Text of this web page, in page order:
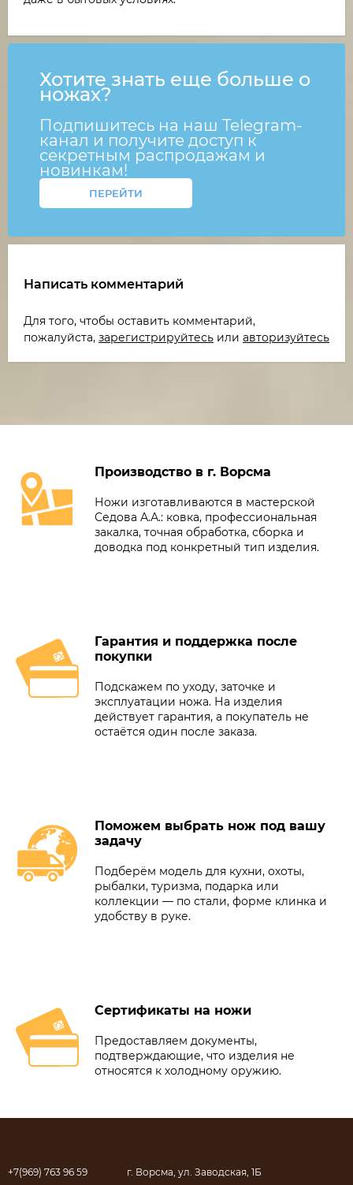
Хотите знать еще больше о
ножах?
Подпишитесь на наш Telegram-
канал и получите доступ к
секретным распродажам и
новинкам!
ПЕРЕЙТИ
Написать комментарий
Для того, чтобы оставить комментарий,
пожалуйста, зарегистрируйтесь или авторизуйтесь
Производство в г. Ворсма
Ножи изготавливаются в мастерской
Седова А.А.: ковка, профессиональная
закалка, точная обработка, сборка и
доводка под конкретный тип изделия.
Гарантия и поддержка после
покупки
Подскажем по уходу, заточке и
эксплуатации ножа. На изделия
действует гарантия, а покупатель не
остаётся один после заказа.
Поможем выбрать нож под вашу
задачу
Подберём модель для кухни, охоты,
рыбалки, туризма, подарка или
коллекции — по стали, форме клинка и
удобству в руке.
Сертификаты на ножи
Предоставляем документы,
подтверждающие, что изделия не
относятся к холодному оружию.
+7(969) 763 96 59 г. Ворсма, ул. Заводская, 1Б